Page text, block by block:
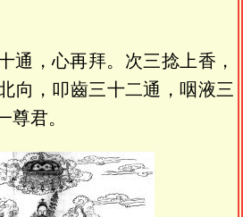
通，心再拜。次三捻上香，
向，叩齒三十二通，咽液三
尊君。